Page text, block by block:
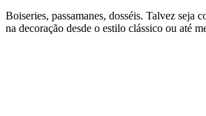
Boiseries, passamanes, dosséis. Talvez seja
na decoração desde o estilo clássico ou até